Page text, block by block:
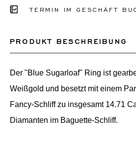
TERMIN IM GESCHÄFT
PRODUKT BESCHREIBUNG
Der "Blue Sugarloaf" Ring ist
Weißgold und besetzt mit einem
Fancy-Schliff zu insgesamt 14.71
Diamanten im Baguette-Schliff.